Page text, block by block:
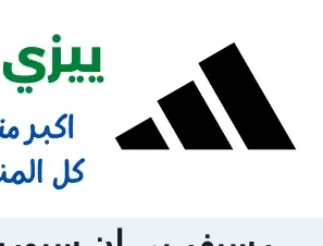
content